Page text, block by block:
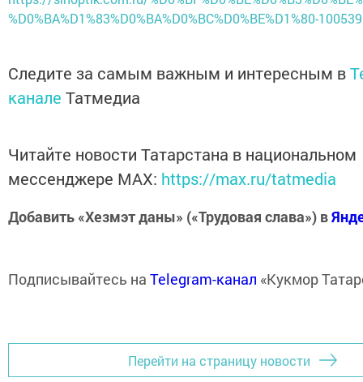
%D0%BA%D1%83%D0%BA%D0%BC%D0%BE%D1%80-
Следите за самым важным и интересным в
канале Татмедиа
Читайте новости Татарстана в национальном
мессенджере MАХ: https://max.ru/tatmedia
Добавить «Хезмэт даны» («Трудовая слава») в
Подписывайтесь на Telegram-канал «Кукмор
Перейти на страницу новости